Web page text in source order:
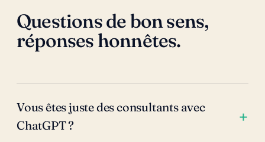
Questions de bon sens,
réponses honnêtes.
Vous êtes juste des consultants avec
ChatGPT ?